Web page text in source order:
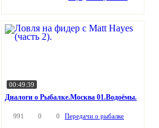
00:49:39
Диалоги о Рыбалке.Москва 01.Водоёмы.
991 0 0 Передачи о рыбалке